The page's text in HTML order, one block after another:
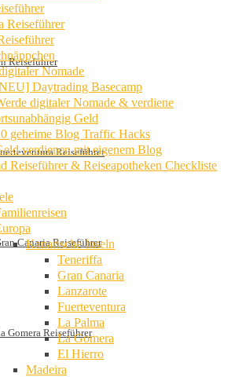
Reiseführer
Reiseführer
Canaria Reiseführer
Gomera Reiseführer
Reiseführer
Nomade
Daytrading Basecamp
digitaler Nomade & verdiene
Geld
geheime Blog Traffic Hacks
verdienen mit eigenem Blog
Reiseführer & Reiseapotheken Checkliste
Kanarische Inseln
Teneriffa
Gran Canaria
Lanzarote
Fuerteventura
La Palma
La Gomera
El Hierro
Madeira